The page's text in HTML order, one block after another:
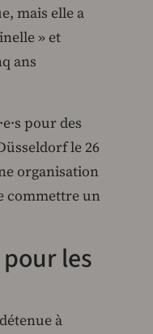
mais elle a
» et
ans
pour des
le 26
organisation
commettre un
les
à